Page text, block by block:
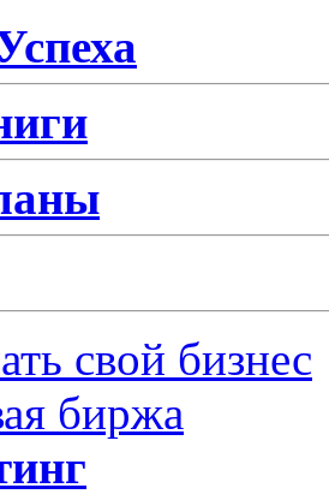
свой бизнес
биржа